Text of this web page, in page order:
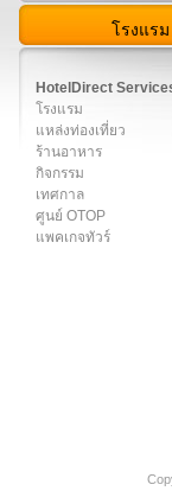
โรงแรม
HotelDirect
โรงแรม
แหล่งท่องเที่ยว
ร้านอาหาร
กิจกรรม
เทศกาล
ศูนย์ OTOP
แพคเกจทัวร์